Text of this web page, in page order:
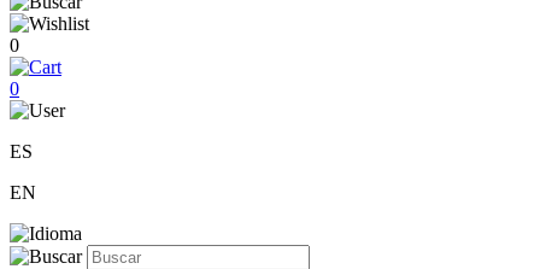
0
0
ES
EN